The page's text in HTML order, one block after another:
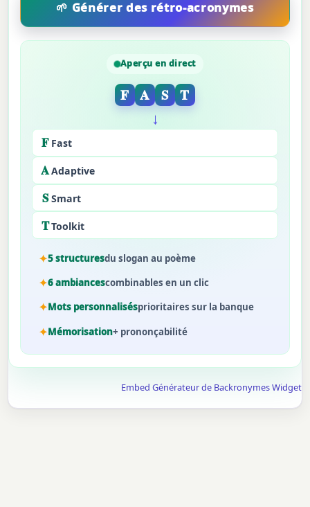
Aperçu en direct
F A S T
↓
F Fast
AAdaptive
SSmart
TToolkit
5 structuresdu slogan au poème
6 ambiancescombinables en un clic
Mots personnalisésprioritaires sur la banque
Mémorisation+ prononçabilité
Embed Générateur de Backronymes Widget